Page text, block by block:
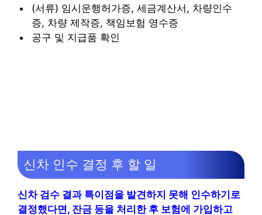
(서류) 임시운행허가증, 세금계산서, 차량인수
증, 차량 제작증, 책임보험 영수증
공구 및 지급품 확인
신차 인수 결정 후 할 일
신차 검수 결과 특이점을 발견하지 못해 인수하기로
결정했다면, 잔금 등을 처리한 후 보험에 가입하고